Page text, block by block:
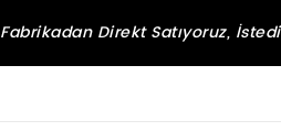
Fabrikadan Direkt Satıyoruz,